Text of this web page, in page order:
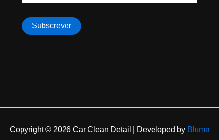
Copyright © 2026 Car Clean Detail | Developed by Bluma